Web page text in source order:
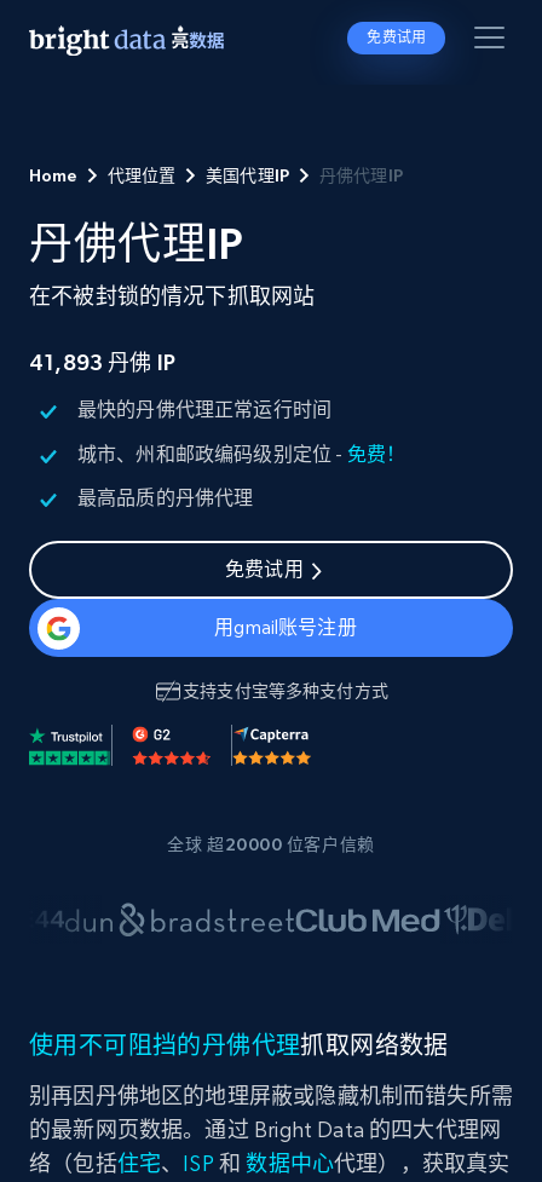
免费试用
Home 代理位置 美国代理IP 丹佛代理IP
丹佛代理IP
在不被封锁的情况下抓取网站
41,893 丹佛 IP
最快的丹佛代理正常运行时间
城市、州和邮政编码级别定位 - 免费！
最高品质的丹佛代理
免费试用
用gmail账号注册
支持支付宝等多种支付方式
全球 超20000 位客户信赖
使用不可阻挡的丹佛代理抓取网络数据
别再因丹佛地区的地理屏蔽或隐藏机制而错失所需
的最新网页数据。通过 Bright Data 的四大代理网
络（包括住宅、 ISP 和 数据中心代理），获取真实